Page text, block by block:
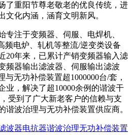
了重阳节尊老敬老的优良传统，进
文化内涵，涵育文明新风。
专注于变频器、伺服、电焊机、
频电炉、轧机等整流/逆变类设备
20年来，已累计产销变频器输入滤
频器输出滤波器、伺服输出滤波
无功补偿装置超1000000台/套，
业，解决了超10000余例的谐波干
受到了广大新老客户的信赖与支
谐波治理与无功补偿装置供应商。
波器电抗器谐波治理无功补偿装置